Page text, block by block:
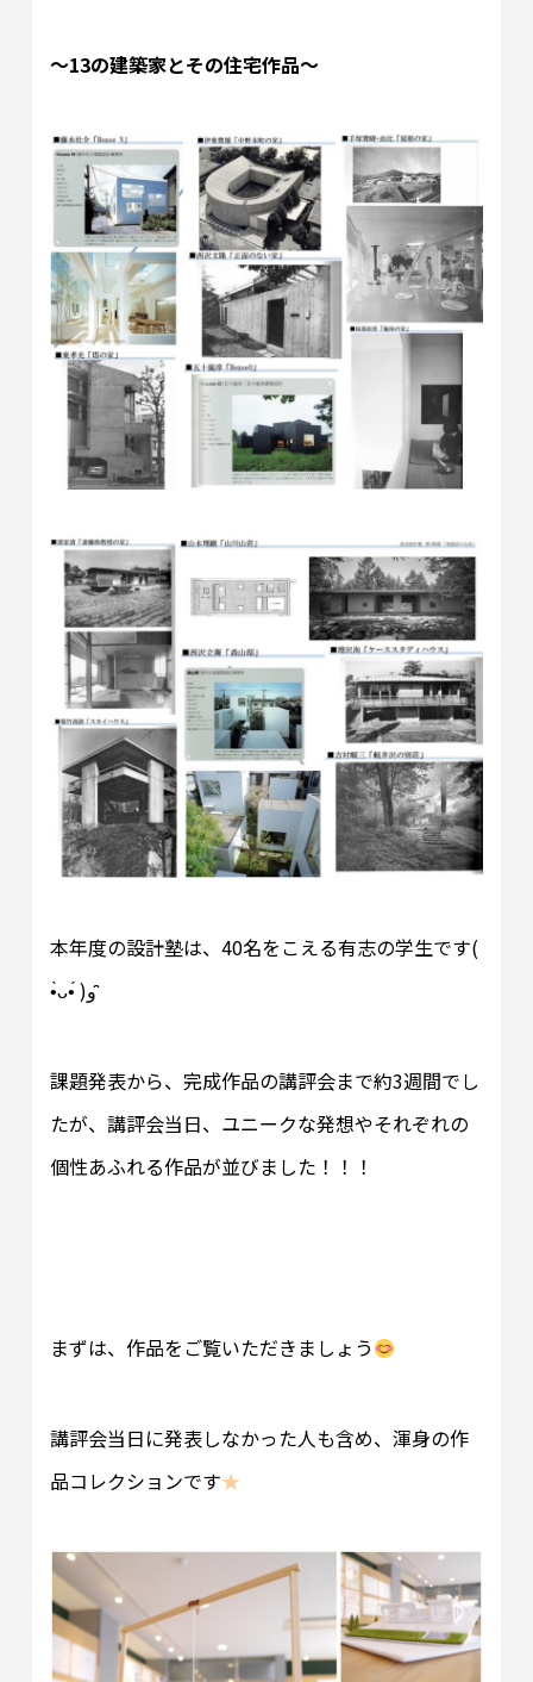
～13の建築家とその住宅作品～
本年度の設計塾は、40名をこえる有志の学生です(
•̀ᴗ•́ )و ̑̑
課題発表から、完成作品の講評会まで約3週間でし
たが、講評会当日、ユニークな発想やそれぞれの
個性あふれる作品が並びました！！！
まずは、作品をご覧いただきましょう
講評会当日に発表しなかった人も含め、渾身の作
品コレクションです★